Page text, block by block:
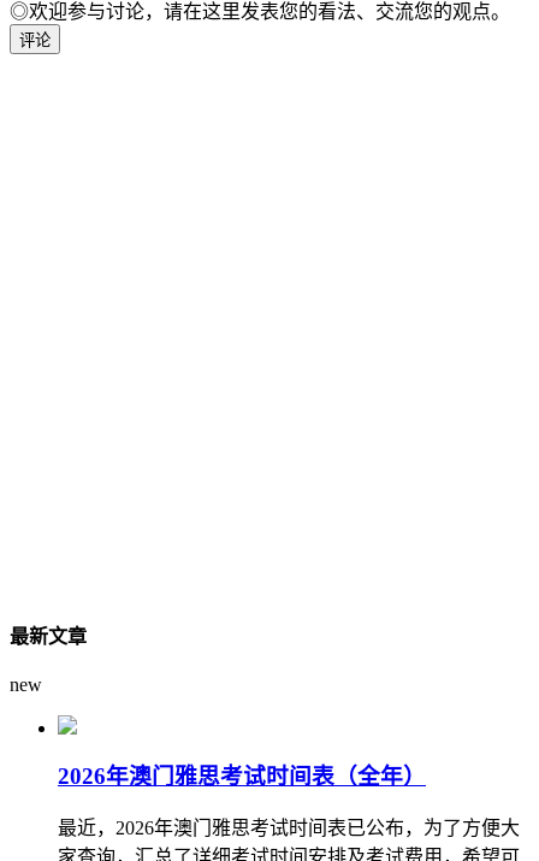
◎欢迎参与讨论，请在这里发表您的看法、交流您的观点。
最新文章
new
2026年澳门雅思考试时间表（全年）
最近，2026年澳门雅思考试时间表已公布，为了方便大